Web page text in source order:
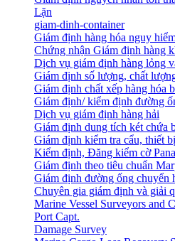
Lặn
giam-dinh-container
Giám định hàng hóa nguy
Chứng nhận Giám định hàng
Dịch vụ giám định hàng lỏng
Giám định số lượng, chất
Giám định chất xếp hàng hóa
Giám định/ kiểm định đường
Dịch vụ giám định hàng hải
Giám định dung tích két chứa
Giám định kiểm tra cẩu, thiết
Kiểm định, Đăng kiểm cờ
Giám định theo tiêu chuẩn
Giám định đường ống chuyển
Chuyên gia giám định và giải
Marine Vessel Surveyors and
Port Capt.
Damage Survey